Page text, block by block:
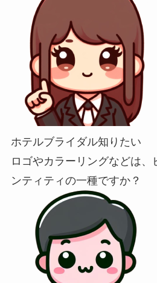
ホテルブライダル知りたい
ロゴやカラーリングなどは
ンティティの一種ですか？